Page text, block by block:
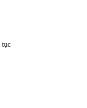
tục